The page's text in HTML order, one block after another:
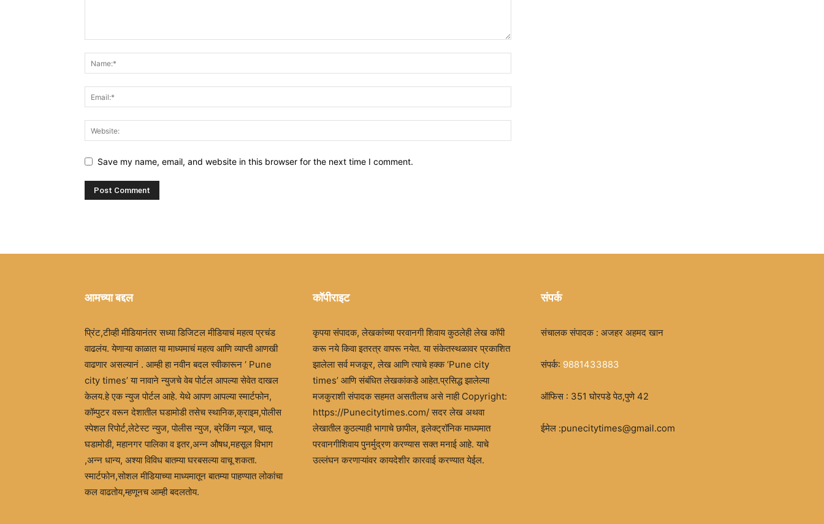
Save my name, email, and website in this browser for the next time I comment.
आमच्या बद्दल
प्रिंट,टीव्ही मीडियानंतर सध्या डिजिटल मीडियाचं महत्व प्रचंड
वाढलंय. येणाऱ्या काळात या माध्यमाचं महत्व आणि व्याप्ती आणखी
वाढणार असल्यानं . आम्ही हा नवीन बदल स्वीकारून ‘ Pune
city times’ या नावाने न्युजचे वेब पोर्टल आपल्या सेवेत दाखल
केलय.हे एक न्युज पोर्टल आहे. येथे आपण आपल्या स्मार्टफोन,
कॉम्पुटर वरून देशातील घडामोडी तसेच स्थानिक,क्राइम,पोलीस
स्पेशल रिपोर्ट,लेटेस्ट न्युज, पोलीस न्युज, ब्रेकिंग न्यूज, चालू
घडामोडी, महानगर पालिका व इतर,अन्न औषध,महसूल विभाग
,अन्न धान्य, अश्या विविध बातम्या घरबसल्या वाचू शकता.
स्मार्टफोन,सोशल मीडियाच्या माध्यमातून बातम्या पाहण्यात लोकांचा
कल वाढतोय,म्हणूनच आम्ही बदलतोय.
कॉपीराइट
कृपया संपादक, लेखकांच्या परवानगी शिवाय कुठलेही लेख कॉपी
करू नये किवा इतरत्र वापरू नयेत. या संकेतस्थळावर प्रकाशित
झालेला सर्व मजकूर, लेख आणि त्याचे हक्क ‘Pune city
times’ आणि संबंधित लेखकांकडे आहेत.प्रसिद्ध झालेल्या
मजकुराशी संपादक सहमत असतीलच असे नाही Copyright:
https://Punecitytimes.com/ सदर लेख अथवा
लेखातील कुठल्याही भागाचे छापील, इलेक्ट्रॉनिक माध्यमात
परवानगीशिवाय पुनर्मुद्रण करण्यास सक्त मनाई आहे. याचे
उल्लंघन करणाऱ्यांवर कायदेशीर कारवाई करण्यात येईल.
संपर्क
संचालक संपादक : अजहर अहमद खान
संपर्क: 9881433883
ऑफिस : 351 घोरपडे पेठ,पुणे 42
ईमेल :punecitytimes@gmail.com